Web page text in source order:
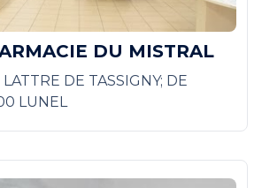
DU MISTRAL
DE TASSIGNY; DE
LUNEL